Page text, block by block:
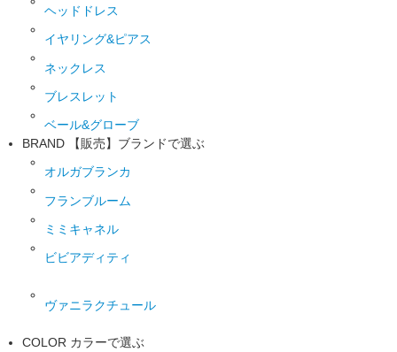
ヘッドドレス
イヤリング&ピアス
ネックレス
ブレスレット
ベール&グローブ
BRAND
【販売】ブランドで選ぶ
オルガブランカ
フランブルーム
ミミキャネル
ビビアディティ
ヴァニラクチュール
COLOR カラーで選ぶ